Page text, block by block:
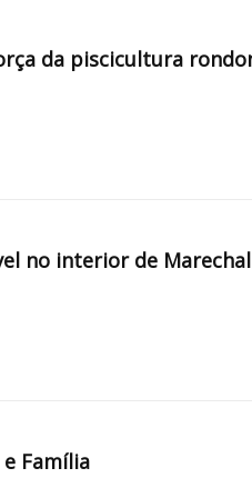
da piscicultura
no interior de Marechal
Família